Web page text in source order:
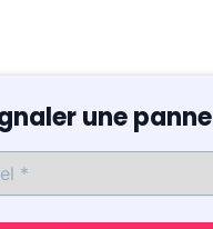
une panne